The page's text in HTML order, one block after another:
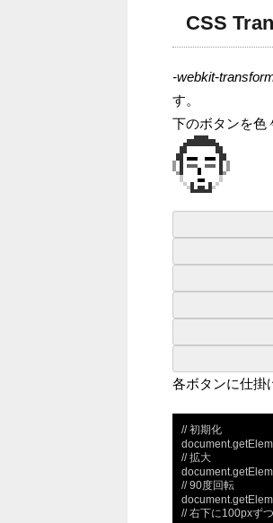
CSS
-webkit-
す。
下のボタンを色
各ボタンに仕掛
// 初期化
// 拡大
// 90度回転
// 右下に100pxず